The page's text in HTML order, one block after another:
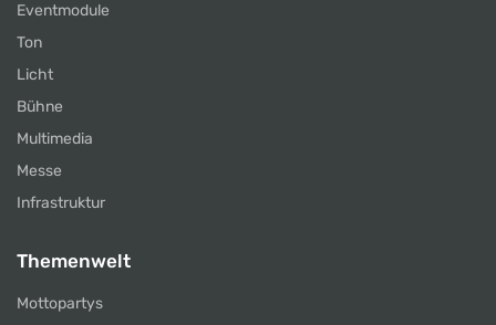
Eventmodule
Ton
Licht
Bühne
Multimedia
Messe
Infrastruktur
Themenwelt
Mottopartys